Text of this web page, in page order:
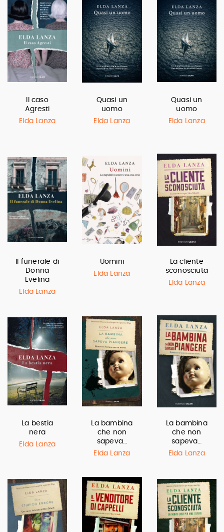
Il caso
Agresti
Elda Lanza
Quasi un
uomo
Elda Lanza
Quasi un
uomo
Elda Lanza
Il funerale di
Donna
Evelina
Elda Lanza
Uomini
Elda Lanza
La cliente
sconosciuta
Elda Lanza
La bestia
nera
Elda Lanza
La bambina
che non
sapeva…
Elda Lanza
La bambina
che non
sapeva…
Elda Lanza